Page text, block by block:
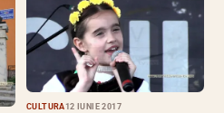
CULTURĂ12 IUNIE 2017